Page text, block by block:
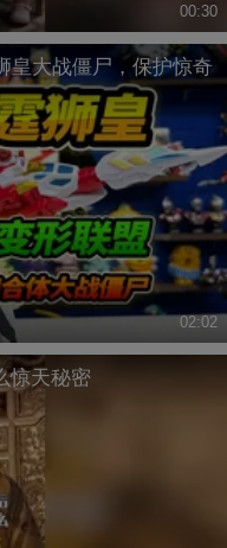
00:30
皇大战僵尸，保护惊奇
02:02
惊天秘密